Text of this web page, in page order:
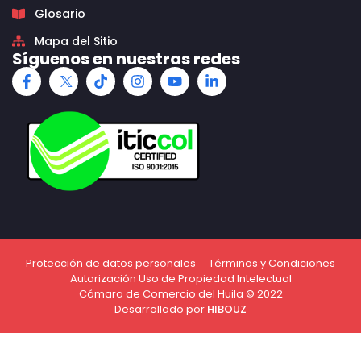
Glosario
Mapa del Sitio
Síguenos en nuestras redes
Protección de datos personales
Términos y Condiciones
Autorización Uso de Propiedad Intelectual
Cámara de Comercio del Huila © 2022
Desarrollado por HIBOUZ